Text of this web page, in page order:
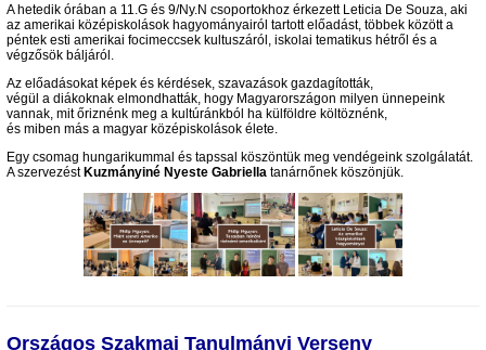
A hetedik órában a 11.G és 9/Ny.N csoportokhoz érkezett Leticia De Souza, aki
az amerikai középiskolások hagyományairól tartott előadást, többek között a
péntek esti amerikai focimeccsek kultuszáról, iskolai tematikus hétről és a
végzősök báljáról.
Az előadásokat képek és kérdések, szavazások gazdagították,
végül a diákoknak elmondhatták, hogy Magyarországon milyen ünnepeink
vannak, mit őriznénk meg a kultúránkból ha külföldre költöznénk,
és miben más a magyar középiskolások élete.
Egy csomag hungarikummal és tapssal köszöntük meg vendégeink szolgálatát.
A szervezéstKuzmányiné Nyeste Gabriella tanárnőnek köszönjük.
Országos Szakmai Tanulmányi Verseny